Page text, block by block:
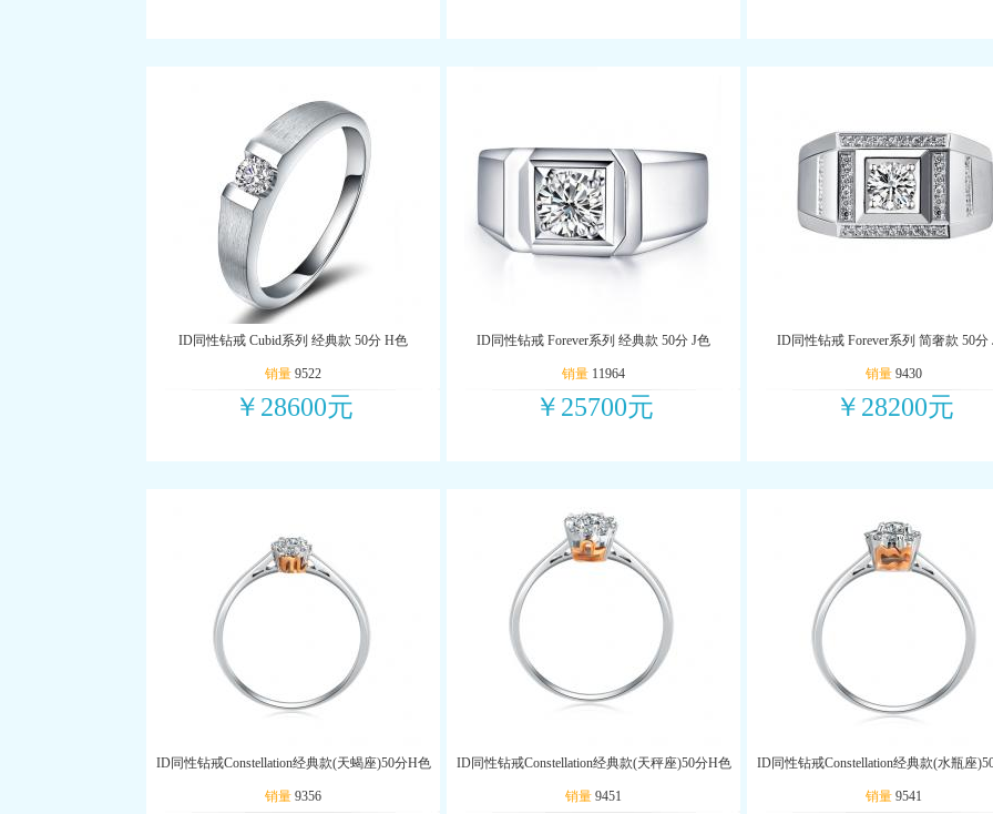
ID同性钻戒 Cubid系列 经典款 50分 H色
销量 9522
￥28600元
ID同性钻戒 Forever系列 经典款 50分 J色
销量 11964
￥25700元
ID同性钻戒 Forever系列 简奢款 50分
销量 9430
￥28200元
ID同性钻戒Constellation经典款(天蝎座)50分H色
销量 9356
ID同性钻戒Constellation经典款(天秤座)50分H色
销量 9451
ID同性钻戒Constellation经典款(水瓶座
销量 9541